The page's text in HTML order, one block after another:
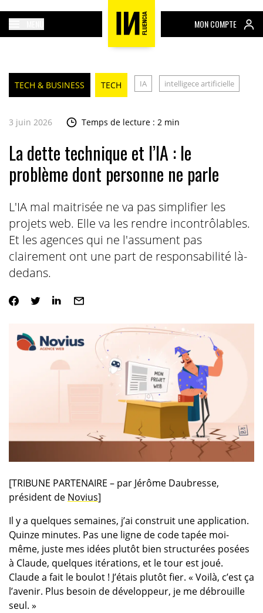
MON COMPTE
TECH & BUSINESS TECH IA intelligece artificielle
3 juin 2026 Temps de lecture : 2 min
La dette technique et l’IA : le
problème dont personne ne parle
L'IA mal maitrisée ne va pas simplifier les
projets web. Elle va les rendre incontrôlables.
Et les agences qui ne l'assument pas
clairement ont une part de responsabilité là-
dedans.
[TRIBUNE PARTENAIRE – par Jérôme Daubresse,
président de Novius]
Il y a quelques semaines, j’ai construit une application.
Quinze minutes. Pas une ligne de code tapée moi-
même, juste mes idées plutôt bien structurées posées
à Claude, quelques itérations, et le tour est joué.
Claude a fait le boulot ! J’étais plutôt fier. « Voilà, c’est ça
l’avenir. Plus besoin de développeur, je me débrouille
seul. »